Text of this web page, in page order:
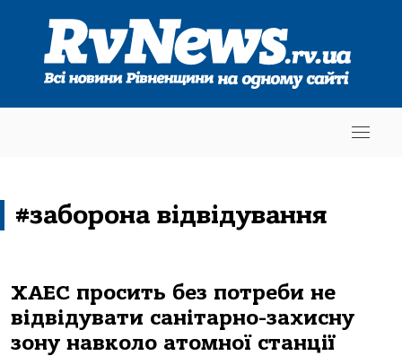
#заборона відвідування
ХАЕС просить без потреби не
відвідувати санітарно-захисну
зону навколо атомної станції